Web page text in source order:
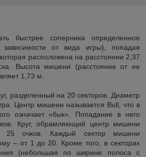
быстрее соперника определенное
зависимости от вида игры), попадая
расположена на расстоянии 2,37
Высота мишени (расстояние от ее
1,73 м.
разделенный на 20 секторов. Диаметр
Центр мишени называется Bull, что в
означает «бык». Попадание в него
Круг, обрамляющий центр мишени
25 очков. Каждый сектор мишени
– от 1 до 20. Кроме того, в секторах
(небольшая по ширине полоса с